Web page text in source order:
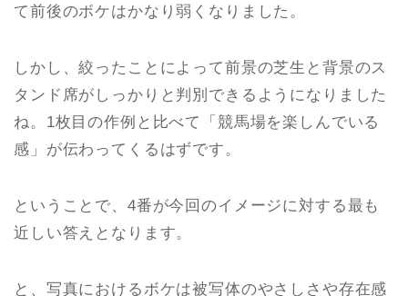
て前後のボケはかなり弱くなりました。
しかし、絞ったことによって前景の芝生と背景のス
タンド席がしっかりと判別できるようになりました
ね。1枚目の作例と比べて「競馬場を楽しんでいる
感」が伝わってくるはずです。
ということで、4番が今回のイメージに対する最も
近しい答えとなります。
と、写真におけるボケは被写体のやさしさや存在感